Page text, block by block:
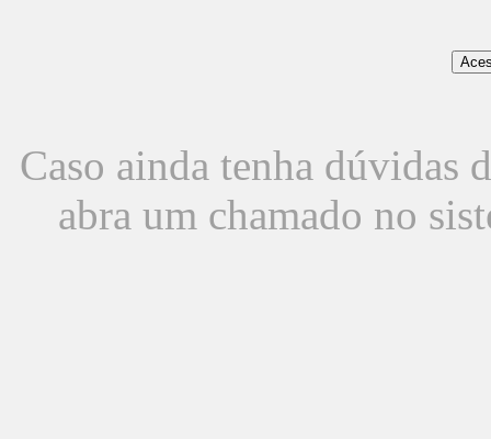
Caso ainda tenha dúvidas
abra um chamado no